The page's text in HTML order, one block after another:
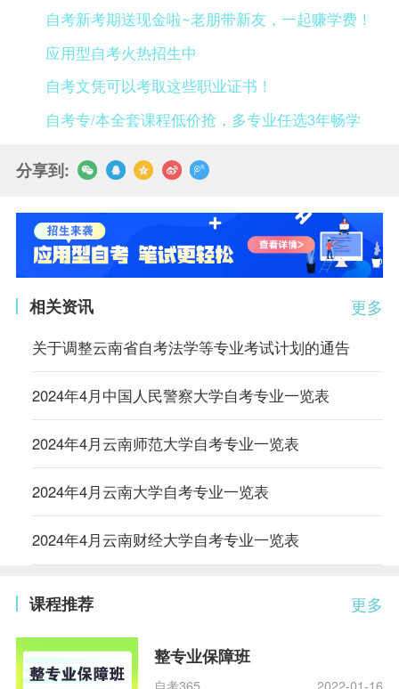
自考新考期送现金啦~老朋带新友，一起赚学费！
应用型自考火热招生中
自考文凭可以考取这些职业证书！
自考专/本全套课程低价抢，多专业任选3年畅学
分享到:
更多
相关资讯
关于调整云南省自考法学等专业考试计划的通告
2024年4月中国人民警察大学自考专业一览表
2024年4月云南师范大学自考专业一览表
2024年4月云南大学自考专业一览表
2024年4月云南财经大学自考专业一览表
更多
课程推荐
整专业保障班
自考365 2022-01-16